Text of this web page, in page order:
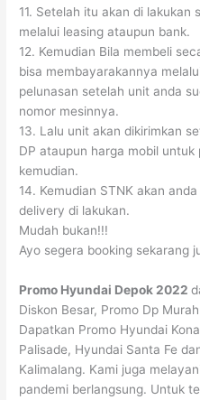
11. Setelah itu akan di
melalui leasing ataupun bank.
12. Kemudian Bila membeli
bisa membayarakannya
pelunasan setelah unit anda
nomor mesinnya.
13. Lalu unit akan dikirimkan
DP ataupun harga mobil
kemudian.
14. Kemudian STNK akan
delivery di lakukan.
Mudah bukan!!!
Ayo segera booking sekarang
Promo Hyundai Depok 2022
Diskon Besar, Promo Dp
Dapatkan Promo Hyundai
Palisade, Hyundai Santa Fe
Kalimalang. Kami juga
pandemi berlangsung. Untuk